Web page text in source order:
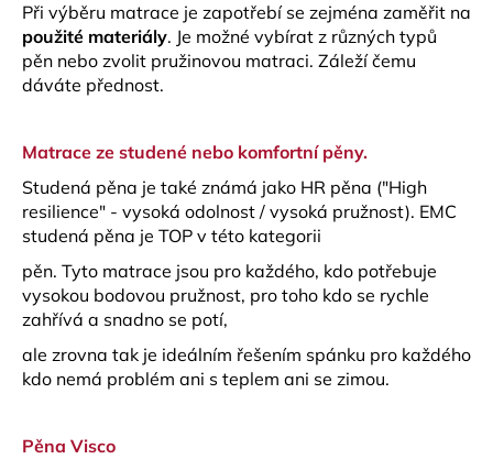
Při výběru matrace je zapotřebí se zejména zaměřit na
použité materiály. Je možné vybírat z různých typů
pěn nebo zvolit pružinovou matraci. Záleží čemu
dáváte přednost.
Matrace ze studené nebo komfortní pěny.
Studená pěna je také známá jako HR pěna ("High
resilience" - vysoká odolnost / vysoká pružnost). EMC
studená pěna je TOP v této kategorii
pěn. Tyto matrace jsou pro každého, kdo potřebuje
vysokou bodovou pružnost, pro toho kdo se rychle
zahřívá a snadno se potí,
ale zrovna tak je ideálním řešením spánku pro každého
kdo nemá problém ani s teplem ani se zimou.
Pěna Visco
r
u
č
u
e
e